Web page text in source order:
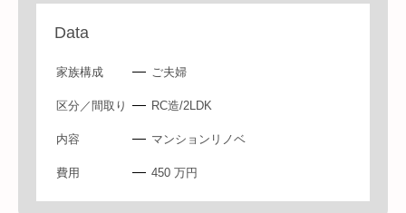
Data
家族構成 ご夫婦
区分／間取り RC造/2LDK
内容 マンションリノベ
費用 450 万円